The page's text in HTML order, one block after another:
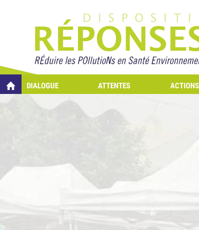
Projet
QUELLES RÉPONSES À MES PRÉOCCUPATIONS SUR LA
DIALOGUE ATTENTES ACTIONS